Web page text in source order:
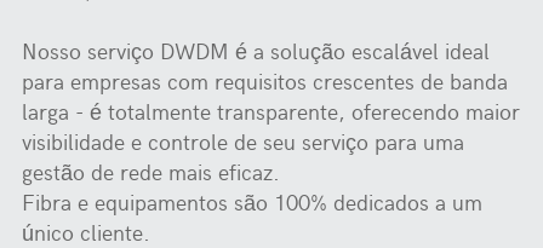
Nosso serviço DWDM é a solução escalável ideal
para empresas com requisitos crescentes de banda
larga - é totalmente transparente, oferecendo maior
visibilidade e controle de seu serviço para uma
gestão de rede mais eficaz.
Fibra e equipamentos são 100% dedicados a um
único cliente.